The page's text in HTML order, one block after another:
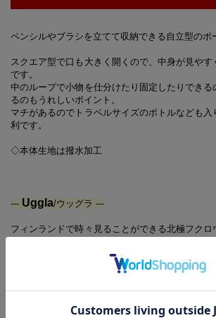
ペンシルやブラシを立てて収納できる自立型のポ
スクエア型で口も大きく開くので、中身が見や
です。
中のループで小物を仕分けたり固定したりできる
るのもうれしいポイント。
マチがあるのでトラベルサイズのボトルなども
利です。
◇本体生地は撥水加工
--- Uggla/ウッグラ ---
フィンランドで時々見ることができる北極フク
不思議な魅力があります。
んだんに表現されています。